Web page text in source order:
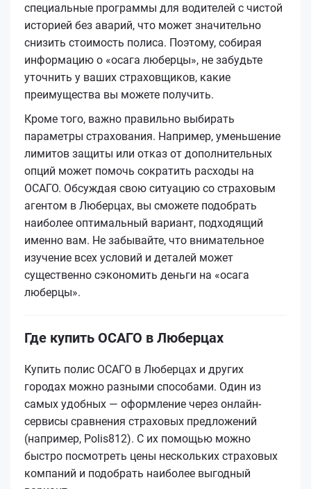
специальные программы для водителей с чистой
историей без аварий, что может значительно
снизить стоимость полиса. Поэтому, собирая
информацию о «осага люберцы», не забудьте
уточнить у ваших страховщиков, какие
преимущества вы можете получить.
Кроме того, важно правильно выбирать
параметры страхования. Например, уменьшение
лимитов защиты или отказ от дополнительных
опций может помочь сократить расходы на
ОСАГО. Обсуждая свою ситуацию со страховым
агентом в Люберцах, вы сможете подобрать
наиболее оптимальный вариант, подходящий
именно вам. Не забывайте, что внимательное
изучение всех условий и деталей может
существенно сэкономить деньги на «осага
люберцы».
Где купить ОСАГО в Люберцах
Купить полис ОСАГО в Люберцах и других
городах можно разными способами. Один из
самых удобных — оформление через онлайн-
сервисы сравнения страховых предложений
(например, Polis812). С их помощью можно
быстро посмотреть цены нескольких страховых
компаний и подобрать наиболее выгодный